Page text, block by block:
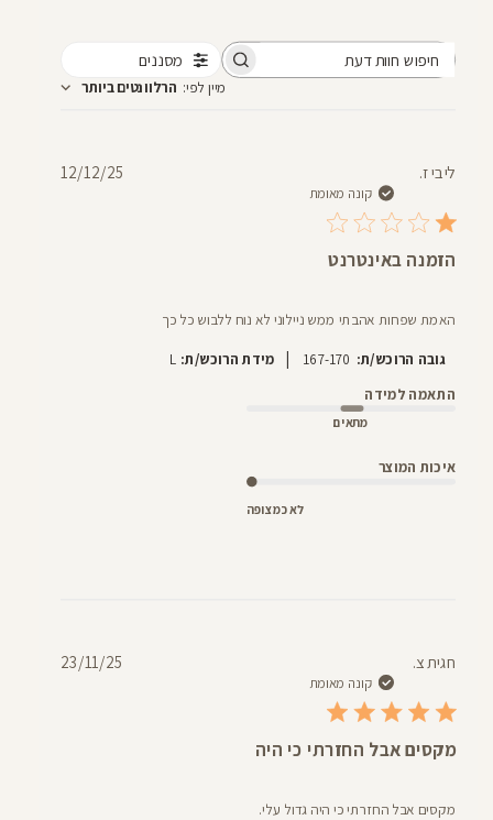
מסננים
מיין לפי: הרלוונטים ביותר
ליבי ז.
קונה מאומת
הזמנה באינטרנט
האמת שפחות אהבתי ממש ניילוני לא נוח ללבוש כל כך
גובה הרוכש/ת: 167-170
| מידת הרוכש/ת: L
התאמה למידה
מתאים
איכות המוצר
לא כמצופה
12/12/25
חגית צ.
קונה מאומת
מקסים אבל החזרתי כי היה
מקסים אבל החזרתי כי היה גדול עלי.
23/11/25